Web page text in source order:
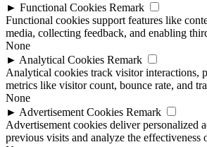
► Functional Cookies Remark
Functional cookies support features like
media, collecting feedback, and enabling
None
► Analytical Cookies Remark
Analytical cookies track visitor interactions,
metrics like visitor count, bounce rate, and
None
► Advertisement Cookies Remark
Advertisement cookies deliver personalized
previous visits and analyze the effectiveness